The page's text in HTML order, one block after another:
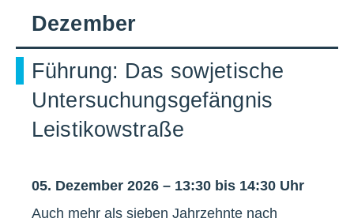
Dezember
Führung: Das sowjetische
Untersuchungsgefängnis
Leistikowstraße
05. Dezember 2026 – 13:30 bis 14:30 Uhr
Auch mehr als sieben Jahrzehnte nach